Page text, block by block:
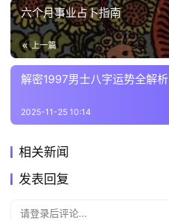
六个月事业占卜指南
上一篇
解密1997男士八字运势全解析
2025-11-25 10:14
相关新闻
发表回复
请登录后评论...